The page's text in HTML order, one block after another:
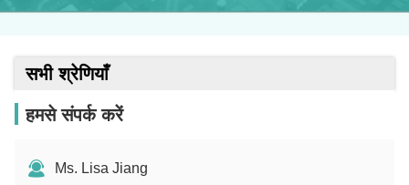
सभी श्रेणियाँ
हमसे संपर्क करें
Ms. Lisa Jiang